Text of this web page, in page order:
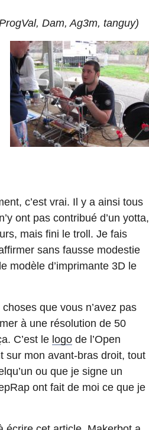
Dam, Ag3m, tanguy)
c’est vrai. Il y a ainsi tous
ont pas contribué d’un yotta,
mais fini le troll. Je fais
sans fausse modestie
modèle d’imprimante 3D le
que vous n’avez pas
à une résolution de 50
C’est le logode l’Open
sur mon avant-bras droit, tout
ou que je signe un
ont fait de moi ce que je